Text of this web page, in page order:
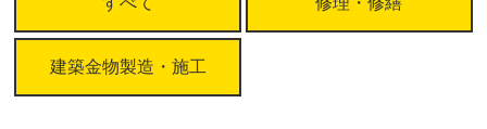
建築金物製造・施工